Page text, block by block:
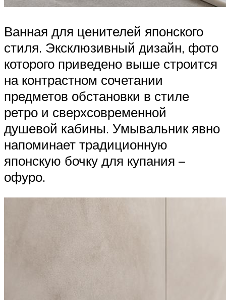
Ванная для ценителей японского
стиля. Эксклюзивный дизайн, фото
которого приведено выше строится
на контрастном сочетании
предметов обстановки в стиле
ретро и сверхсовременной
душевой кабины. Умывальник явно
напоминает традиционную
японскую бочку для купания –
офуро.